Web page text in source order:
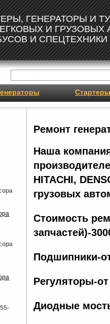
ГЕНЕРАТОРЫ И
И ГРУЗОВЫХ
И СПЕЦТЕХНИКИ
Стартеры
Ремонт
Наша
HITACHI,
грузовых
Стоимость
запчастей)-
Подшипники-
Регуляторы-
Диодные